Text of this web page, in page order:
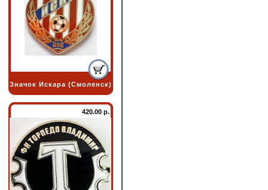
Значок Искара (Смоленск)
420.00 р.